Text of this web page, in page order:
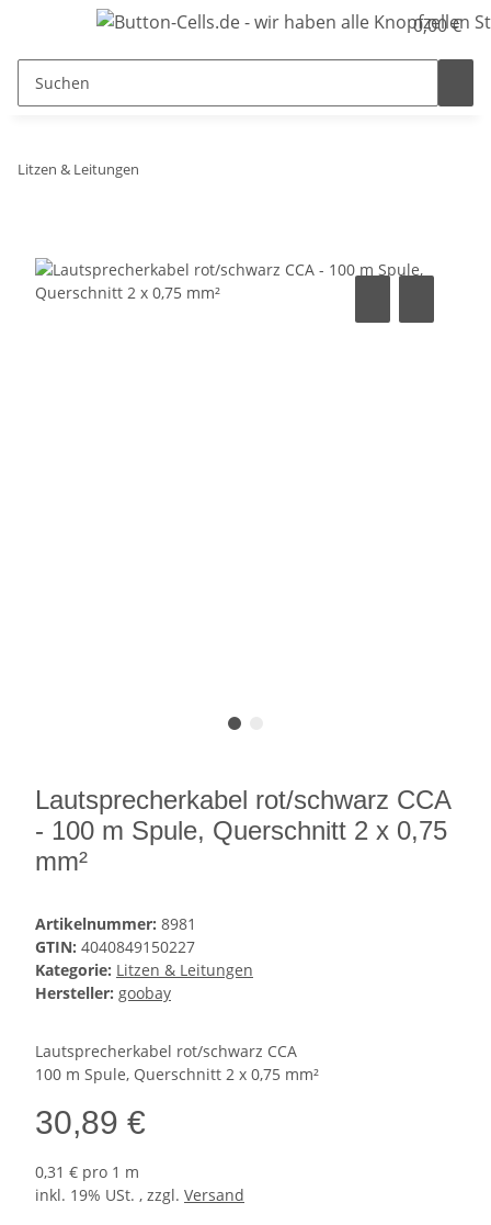
0,00 €
Litzen & Leitungen
Lautsprecherkabel rot/schwarz CCA
- 100 m Spule, Querschnitt 2 x 0,75
mm²
Artikelnummer: 8981
GTIN: 4040849150227
Kategorie: Litzen & Leitungen
Hersteller: goobay
Lautsprecherkabel rot/schwarz CCA
100 m Spule, Querschnitt 2 x 0,75 mm²
30,89 €
0,31 € pro 1 m
inkl. 19% USt. , zzgl. Versand